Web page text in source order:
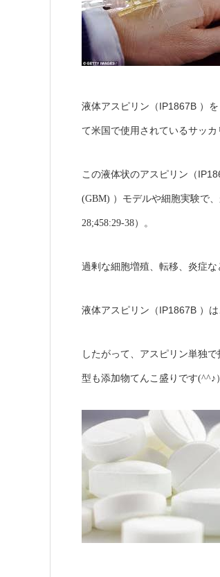
液体アスピリン（ IP1867B ）
て米国で使用されているサッカ
この液体状のアスピリン（
(GBM) ）モデルや細胞実験で
28;458:29-38）。
過剰な細胞増殖、転移、炎症な
液体アスピリン（ IP1867B ）
したがって、アスピリン単独
型も添加物てんこ盛りです(^^♪